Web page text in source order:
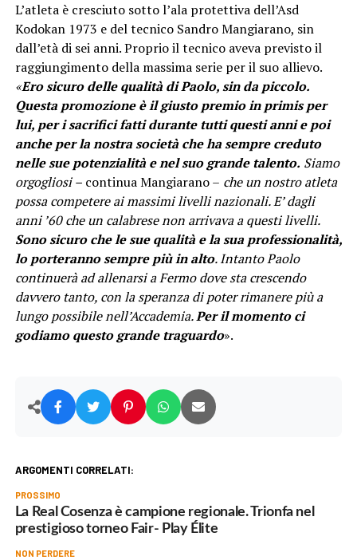
L’atleta è cresciuto sotto l’ala protettiva dell’Asd
Kodokan 1973 e del tecnico Sandro Mangiarano, sin
dall’età di sei anni. Proprio il tecnico aveva previsto il
raggiungimento della massima serie per il suo allievo.
«Ero sicuro delle qualità di Paolo, sin da piccolo.
Questa promozione è il giusto premio in primis per
lui, per i sacrifici fatti durante tutti questi anni e poi
anche per la nostra società che ha sempre creduto
nelle sue potenzialità e nel suo grande talento. Siamo
orgogliosi –continua Mangiarano – che un nostro atleta
possa competere ai massimi livelli nazionali. E’ dagli
anni ’60 che un calabrese non arrivava a questi livelli.
Sono sicuro che le sue qualità e la sua professionalità,
lo porteranno sempre più in alto. Intanto Paolo
continuerà ad allenarsi a Fermo dove sta crescendo
davvero tanto, con la speranza di poter rimanere più a
lungo possibile nell’Accademia.Per il momento ci
godiamo questo grande traguardo».
ARGOMENTI CORRELATI:
PROSSIMO
La Real Cosenza è campione regionale. Trionfa nel
prestigioso torneo Fair- Play Élite
NON PERDERE